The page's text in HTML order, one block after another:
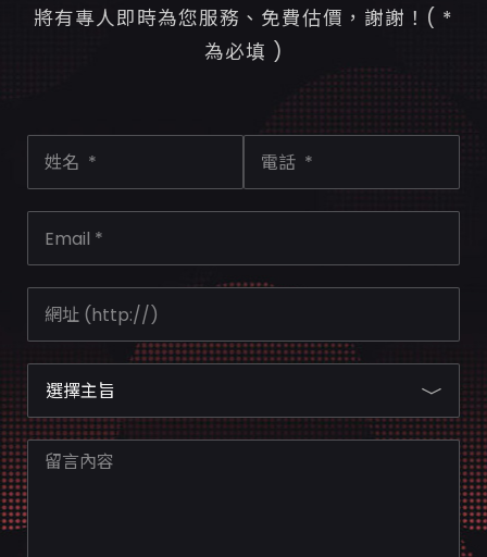
將有專人即時為您服務、免費估價，謝謝！( *
為必填 )